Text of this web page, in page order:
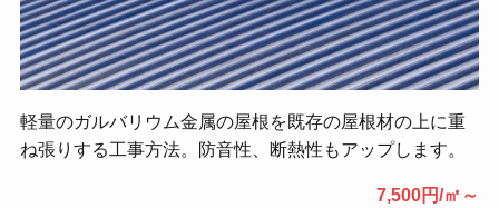
軽量のガルバリウム金属の屋根を既存の屋根材の上に重
ね張りする工事方法。防音性、断熱性もアップします。
7,500円/㎡～